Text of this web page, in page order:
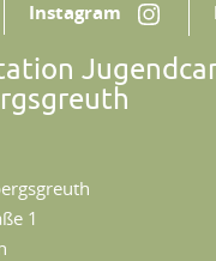
Instagram
1